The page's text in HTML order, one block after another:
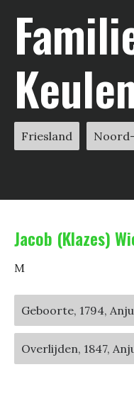
Friesland
Jacob (Klazes)
M
Geboorte, 1794,
Overlijden, 1847,